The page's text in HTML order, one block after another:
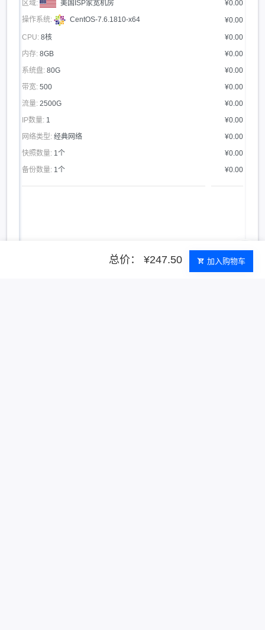
区域:
美国ISP家宽机房 ¥0.00
操作系统: CentOS-7.6.1810-x64 ¥0.00
CPU: 8核
¥0.00
内存: 8GB
¥0.00
系统盘: 80G
¥0.00
带宽: 500
¥0.00
流量: 2500G
¥0.00
IP数量: 1
¥0.00
网络类型: 经典网络
¥0.00
快照数量: 1个
¥0.00
备份数量: 1个 ¥0.00
总价： ¥247.50 加入购物车